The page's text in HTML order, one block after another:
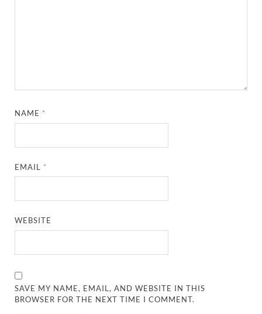
NAME *
EMAIL *
WEBSITE
SAVE MY NAME, EMAIL, AND WEBSITE IN THIS
BROWSER FOR THE NEXT TIME I COMMENT.